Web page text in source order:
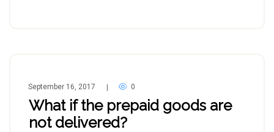
September 16, 2017 0
What if the prepaid goods are
not delivered?